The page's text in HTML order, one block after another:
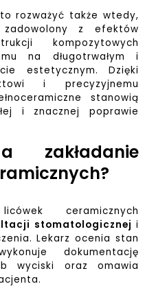
rozważyć także wtedy,
z efektów
kompozytowych
na długotrwałym i
estetycznym. Dzięki
i precyzyjnemu
stanowią
i znacznej poprawie
zakładanie
ceramicznych
stomatologicznej i
Lekarz ocenia stan
dokumentację
wyciski oraz omawia